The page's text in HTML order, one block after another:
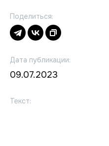
Поделиться:
Дата публикации:
09.07.2023
Текст: